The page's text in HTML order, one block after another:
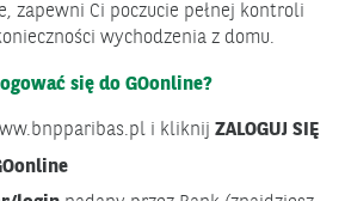
zapewni Ci poczucie pełnej kontroli
wychodzenia z domu.
się do GOonline?
i kliknij ZALOGUJ SIĘ